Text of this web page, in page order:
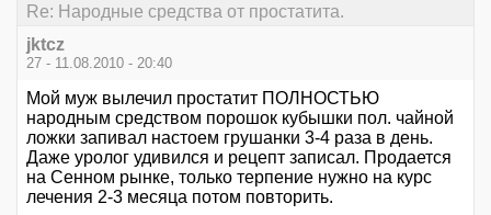
Re: Народные средства от простатита.
jktcz
27 - 11.08.2010 - 20:40
Мой муж вылечил простатит ПОЛНОСТЬЮ
народным средством порошок кубышки пол. чайной
ложки запивал настоем грушанки 3-4 раза в день.
Даже уролог удивился и рецепт записал. Продается
на Сенном рынке, только терпение нужно на курс
лечения 2-3 месяца потом повторить.